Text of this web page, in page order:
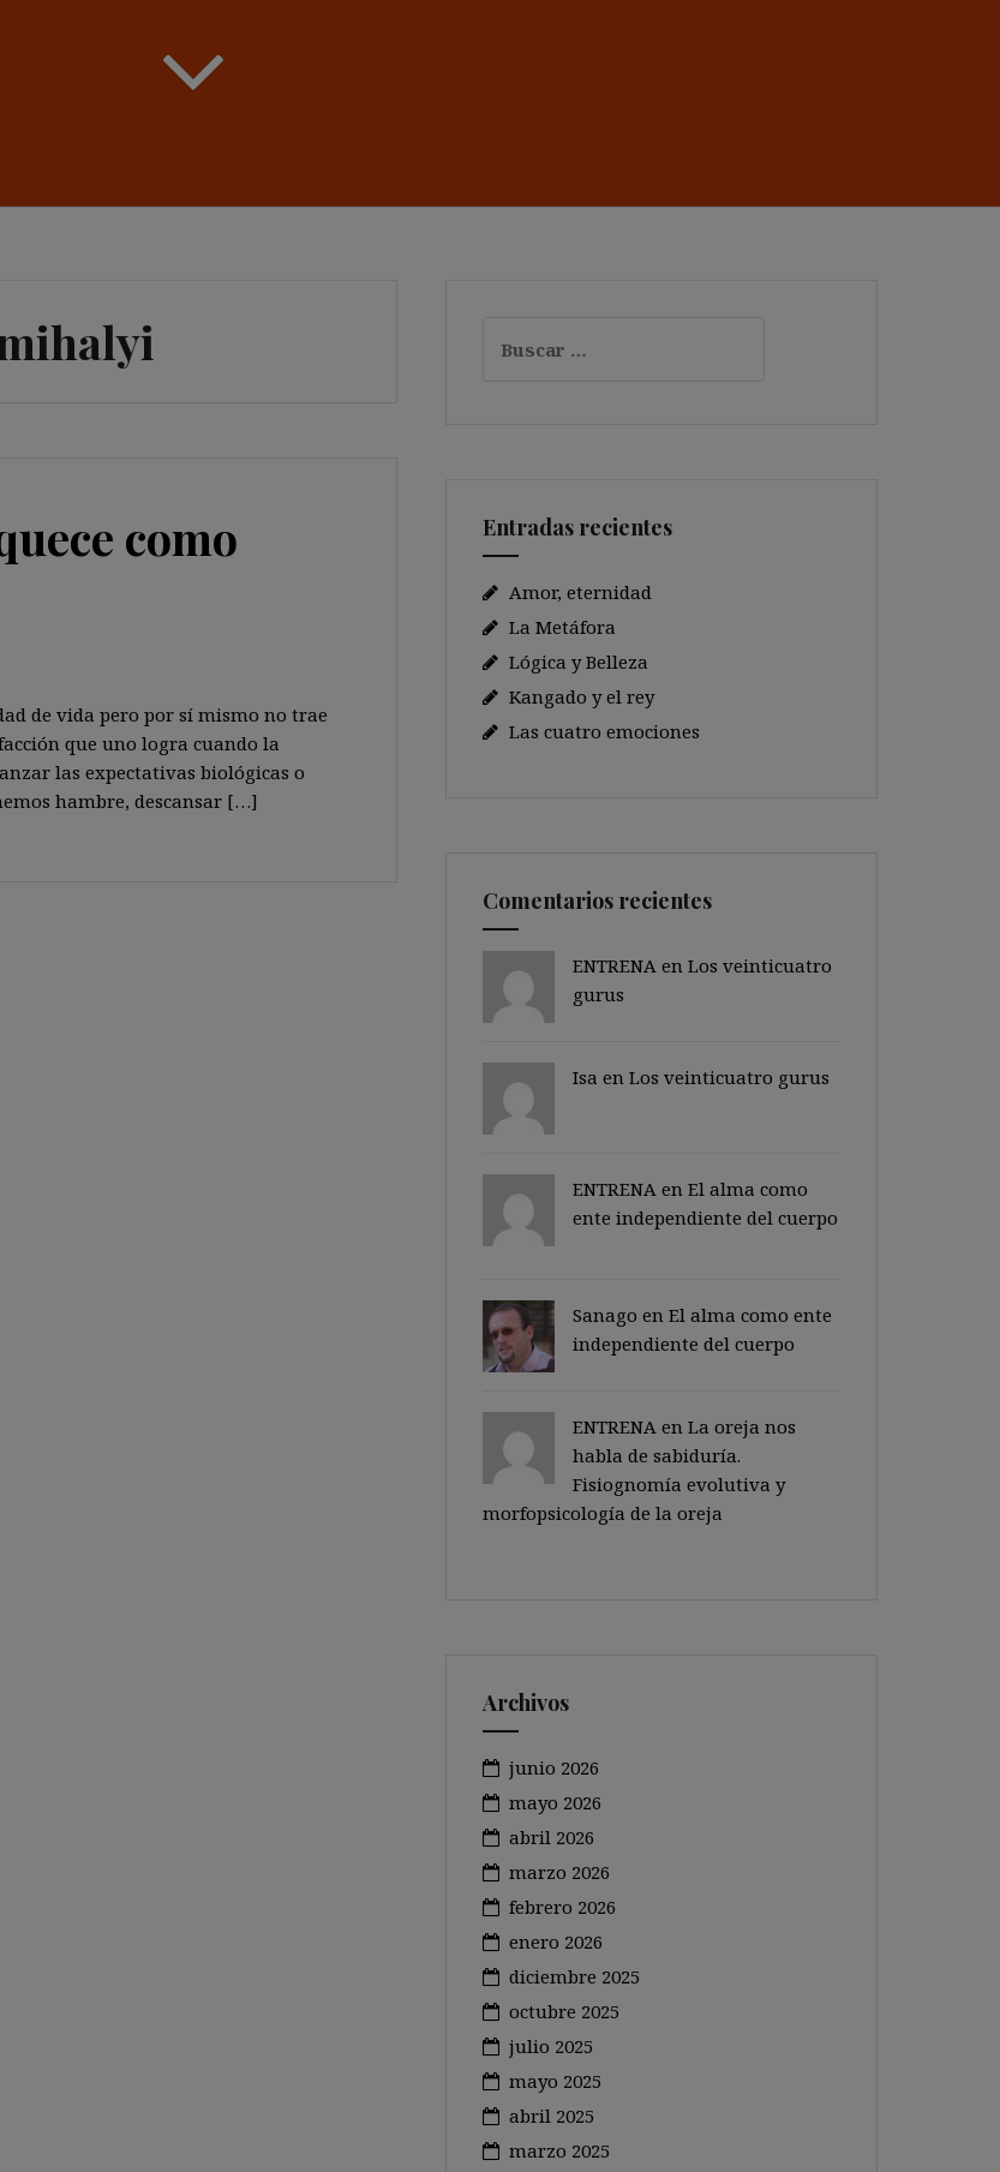
como
de vida pero por sí mismo no trae
que uno logra cuando la
las expectativas biológicas o
hambre, descansar […]
Entradas recientes
Amor, eternidad
La Metáfora
Lógica y Belleza
Kangado y el rey
Las cuatro emociones
Comentarios recientes
ENTRENA en Los veinticuatro
gurus
Isa en Los veinticuatro gurus
ENTRENA en El alma como
ente independiente del cuerpo
Sanago en El alma como ente
independiente del cuerpo
ENTRENA en La oreja nos
habla de sabiduría.
Fisiognomía evolutiva y
morfopsicología de la oreja
Archivos
junio 2026
mayo 2026
abril 2026
marzo 2026
febrero 2026
enero 2026
diciembre 2025
octubre 2025
julio 2025
mayo 2025
abril 2025
marzo 2025